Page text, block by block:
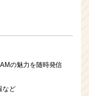
の魅力を随時発信
など